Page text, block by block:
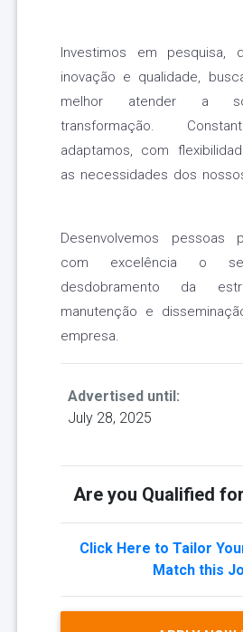
Investimos em pesquisa,
inovação e qualidade,
melhor atender a
transformação.
adaptamos, com
as necessidades dos
Desenvolvemos pessoas
com excelência o
desdobramento da
manutenção e
empresa.
Advertised until:
July 28, 2025
Are you Qualified
Click Here to Tailor
Match this